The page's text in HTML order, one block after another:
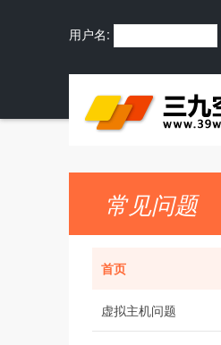
用户名:
常见问题
首页
虚拟主机问题